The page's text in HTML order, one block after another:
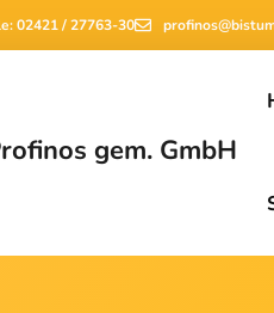
02421 / 27763-30
gem. GmbH